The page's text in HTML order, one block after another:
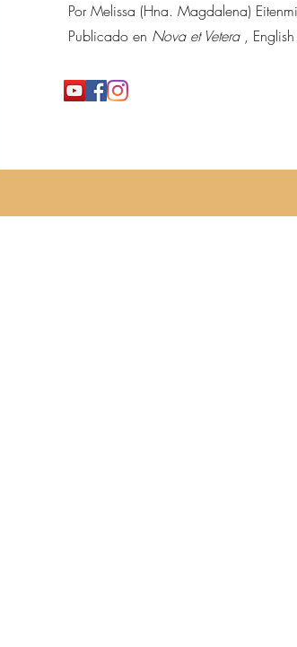
Por Melissa (Hna. Magdalena)
Publicado en Nova et Vetera,